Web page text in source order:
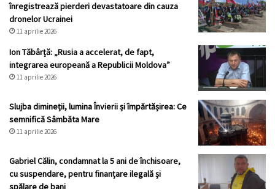
înregistrează pierderi devastatoare din cauza
dronelor Ucrainei
11 aprilie 2026
Ion Tăbârță: „Rusia a accelerat, de fapt,
integrarea europeană a Republicii Moldova”
11 aprilie 2026
Slujba dimineții, lumina Învierii și împărtășirea: Ce
semnifică Sâmbăta Mare
11 aprilie 2026
Gabriel Călin, condamnat la 5 ani de închisoare,
cu suspendare, pentru finanțare ilegală și